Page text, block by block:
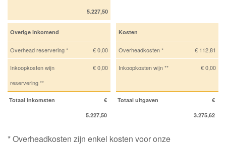
5.227,50
Overige inkomend Kosten
Overhead reservering * € 0,00 Overheadkosten * € 112,81
Inkoopkosten wijn
reservering **
€ 0,00 Inkoopkosten wijn ** € 0,00
Totaal inkomsten
€
5.227,50
Totaal uitgaven
€
3.275,62
* Overheadkosten zijn enkel kosten voor onze